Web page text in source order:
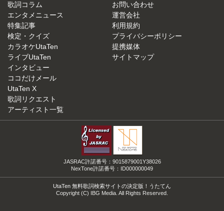
歌詞コラム
エンタメニュース
特集記事
検定・クイズ
カラオケUtaTen
ライブUtaTen
インタビュー
ココだけメール
UtaTen X
歌詞リクエスト
アーティスト一覧
お問い合わせ
運営会社
利用規約
プライバシーポリシー
提携媒体
サイトマップ
JASRAC許諾番号：9015879001Y38026
NexTone許諾番号：ID000000049
UtaTen 無料歌詞検索サイトの決定版！うたてん
Copyright (C) IBG Media. All Rights Reserved.